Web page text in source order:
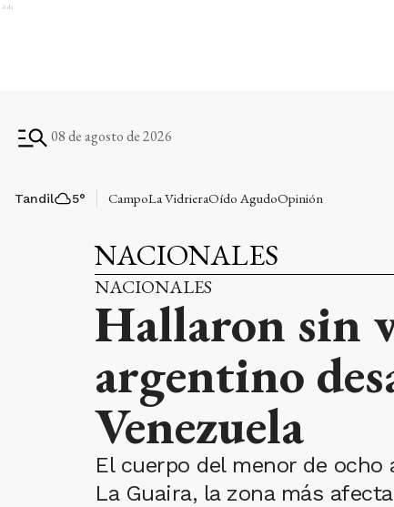
Ads
08 de agosto de 2026
Tandil 5° CampoLa VidrieraOído AgudoOpinión
NACIONALES
NACIONALES
Hallaron sin
argentino
Venezuela
El cuerpo del menor de
La Guaira, la zona más